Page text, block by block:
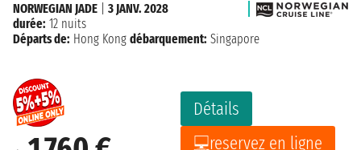
Détails
reservez en ligne
NORWEGIAN JADE
3 JANV. 2028
durée: 12 nuits
Départs de: Hong Kong débarquement: Singapore